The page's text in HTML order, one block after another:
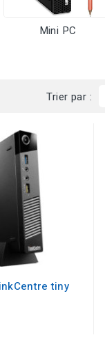
Mini PC
Trier par :
tiny